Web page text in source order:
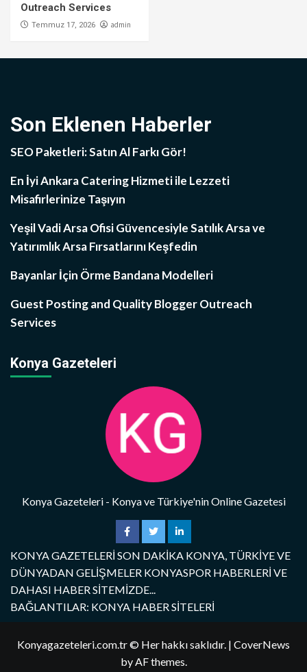
Outreach Services
Temmuz 17, 2026 admin
Son Eklenen Haberler
SEO Paketleri: Satın Al Farkı Gör!
En İyi Ankara Catering Hizmeti ile Lezzeti
Misafirlerinize Taşıyın
Yeşil Vadi Arsa Ofisi Güvencesiyle Satılık Arsa ve
Yatırımlık Arsa Fırsatlarını Keşfedin
Bayanlar İçin Örme Bandana Modelleri
Guest Posting and Quality Blogger Outreach
Services
Konya Gazeteleri
Konya Gazeteleri - Konya ve Türkiye'nin Online Gazetesi
KONYA GAZETELERİ SON DAKİKA KONYA, TÜRKİYE VE
DÜNYADAN GELİŞMELER KONYASPOR HABERLERİ VE
DAHASI HABER SİTEMİZDE...
BAĞLANTILAR: KONYA HABER SİTELERİ
Konyagazeteleri.com.tr © Her hakkı saklıdır. | CoverNews
by AF themes.